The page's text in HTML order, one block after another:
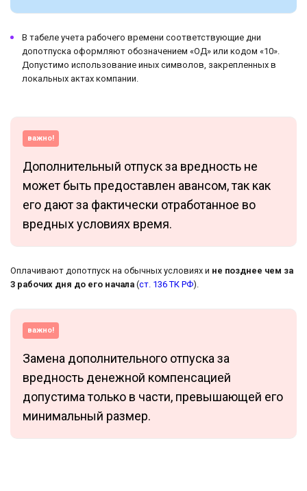
В табеле учета рабочего времени соответствующие дни
допотпуска оформляют обозначением «ОД» или кодом «10».
Допустимо использование иных символов, закрепленных в
локальных актах компании.
важно!
Дополнительный отпуск за вредность не
может быть предоставлен авансом, так как
его дают за фактически отработанное во
вредных условиях время.
Оплачивают допотпуск на обычных условиях и не позднее чем за
3 рабочих дня до его начала (ст. 136 ТК РФ).
важно!
Замена дополнительного отпуска за
вредность денежной компенсацией
допустима только в части, превышающей его
минимальный размер.